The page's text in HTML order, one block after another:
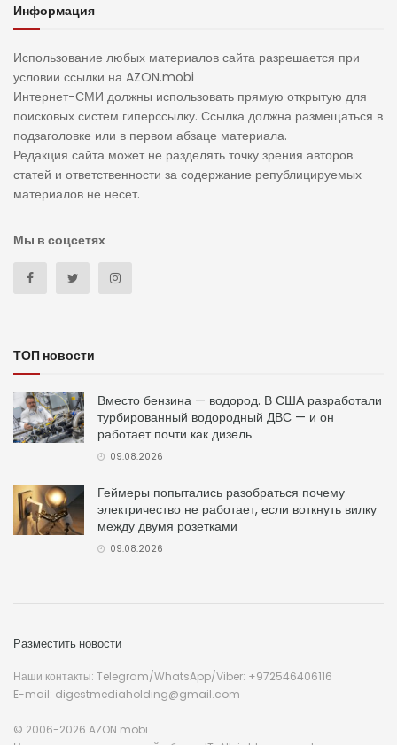
Информация
Использование любых материалов сайта разрешается при
условии ссылки на AZON.mobi
Интернет-СМИ должны использовать прямую открытую для
поисковых систем гиперссылку. Ссылка должна размещаться в
подзаголовке или в первом абзаце материала.
Редакция сайта может не разделять точку зрения авторов
статей и ответственности за содержание републицируемых
материалов не несет.
Мы в соцсетях
ТОП новости
Вместо бензина — водород. В США разработали
турбированный водородный ДВС — и он
работает почти как дизель
09.08.2026
Геймеры попытались разобраться почему
электричество не работает, если воткнуть вилку
между двумя розетками
09.08.2026
Разместить новости
Наши контакты: Telegram/WhatsApp/Viber: +972546406116
E-mail: digestmediaholding@gmail.com
© 2006-2026 AZON.mobi